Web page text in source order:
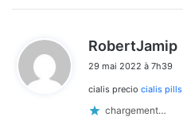
RobertJamip
29 mai 2022 à 7h39
cialis precio cialis pills
chargement…